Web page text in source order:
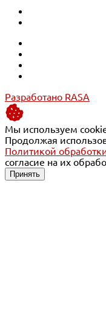
Разработано RASA
Мы используем
Продолжая
Политикой
согласие на их
Принять